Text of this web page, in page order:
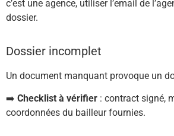
c’est une agence, utiliser l’email de
dossier.
Dossier incomplet
Un document manquant provoque un
➡️ Checklist à vérifier : contract signé,
coordonnées du bailleur fournies.